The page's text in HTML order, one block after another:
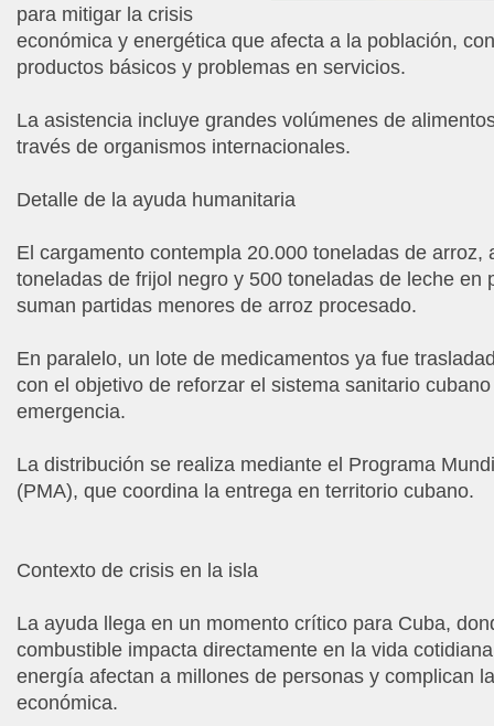
para mitigar la crisis
económica y energética que afecta a la población,
productos básicos y problemas en servicios.
La asistencia incluye grandes volúmenes de
través de organismos internacionales.
Detalle de la ayuda humanitaria
El cargamento contempla 20.000 toneladas de arroz,
toneladas de frijol negro y 500 toneladas de leche en
suman partidas menores de arroz procesado.
En paralelo, un lote de medicamentos ya fue
con el objetivo de reforzar el sistema sanitario
emergencia.
La distribución se realiza mediante el Programa
(PMA), que coordina la entrega en territorio cubano.
Contexto de crisis en la isla
La ayuda llega en un momento crítico para Cuba,
combustible impacta directamente en la vida
energía afectan a millones de personas y complican
económica.